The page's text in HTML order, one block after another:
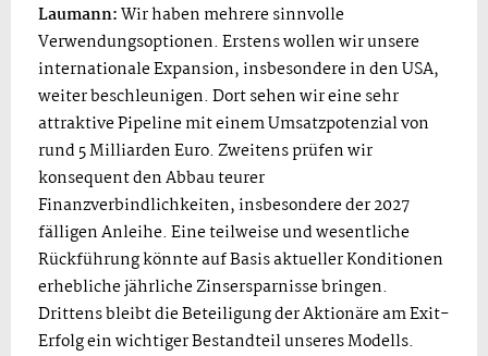
Laumann:Wir haben mehrere sinnvolle
Verwendungsoptionen. Erstens wollen wir unsere
internationale Expansion, insbesondere in den USA,
weiter beschleunigen. Dort sehen wir eine sehr
attraktive Pipeline mit einem Umsatzpotenzial von
rund 5 Milliarden Euro. Zweitens prüfen wir
konsequent den Abbau teurer
Finanzverbindlichkeiten, insbesondere der 2027
fälligen Anleihe. Eine teilweise und wesentliche
Rückführung könnte auf Basis aktueller Konditionen
erhebliche jährliche Zinsersparnisse bringen.
Drittens bleibt die Beteiligung der Aktionäre am Exit-
Erfolg ein wichtiger Bestandteil unseres Modells.